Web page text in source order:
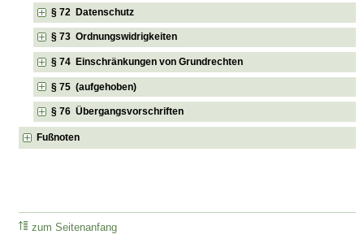
§ 72 Datenschutz
§ 73 Ordnungswidrigkeiten
§ 74 Einschränkungen von Grundrechten
§ 75 (aufgehoben)
§ 76 Übergangsvorschriften
Fußnoten
zum Seitenanfang